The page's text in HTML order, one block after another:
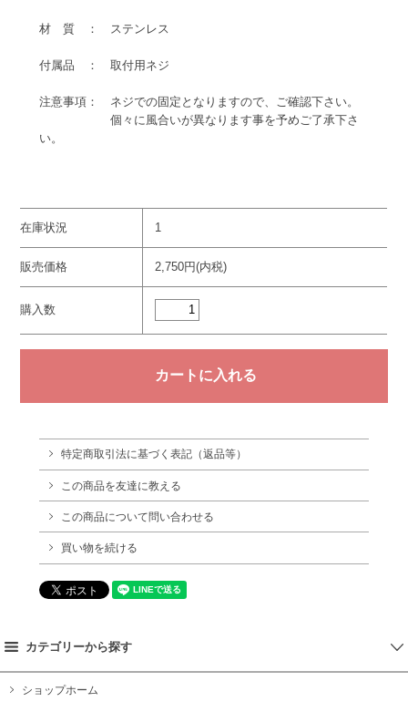
材 質 ： ステンレス
付属品 ： 取付用ネジ
注意事項： ネジでの固定となりますので、ご確認下さい。
個々に風合いが異なります事を予めご了承下さ
い。
在庫状況 1
販売価格 2,750円(内税)
購入数
特定商取引法に基づく表記（返品等）
この商品を友達に教える
この商品について問い合わせる
買い物を続ける
カテゴリーから探す
ショップホーム